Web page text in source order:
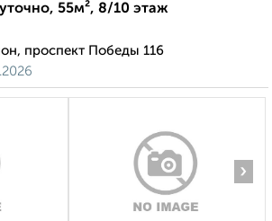
55м², 8/10 этаж
проспект Победы 116
›